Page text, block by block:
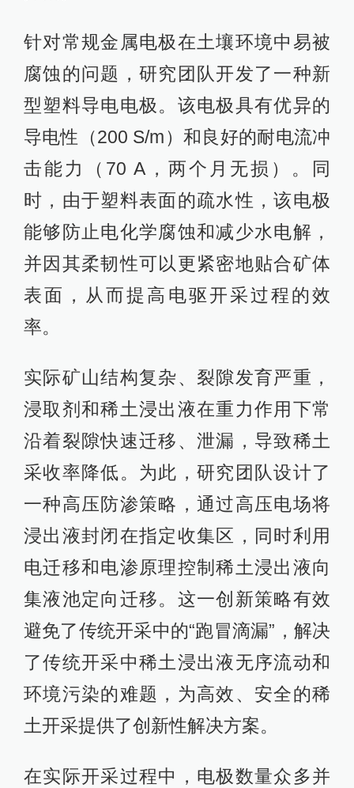
针对常规金属电极在土壤环境中易被
腐蚀的问题，研究团队开发了一种新
型塑料导电电极。该电极具有优异的
导电性（200 S/m）和良好的耐电流冲
击能力（70 A，两个月无损）。同
时，由于塑料表面的疏水性，该电极
能够防止电化学腐蚀和减少水电解，
并因其柔韧性可以更紧密地贴合矿体
表面，从而提高电驱开采过程的效
率。
实际矿山结构复杂、裂隙发育严重，
浸取剂和稀土浸出液在重力作用下常
沿着裂隙快速迁移、泄漏，导致稀土
采收率降低。为此，研究团队设计了
一种高压防渗策略，通过高压电场将
浸出液封闭在指定收集区，同时利用
电迁移和电渗原理控制稀土浸出液向
集液池定向迁移。这一创新策略有效
避免了传统开采中的“跑冒滴漏”，解决
了传统开采中稀土浸出液无序流动和
环境污染的难题，为高效、安全的稀
土开采提供了创新性解决方案。
在实际开采过程中，电极数量众多并